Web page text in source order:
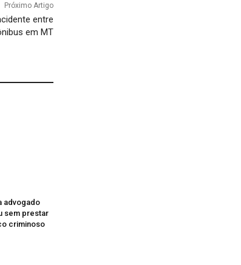
Próximo Artigo
entre
em MT
advogado
sem prestar
criminoso